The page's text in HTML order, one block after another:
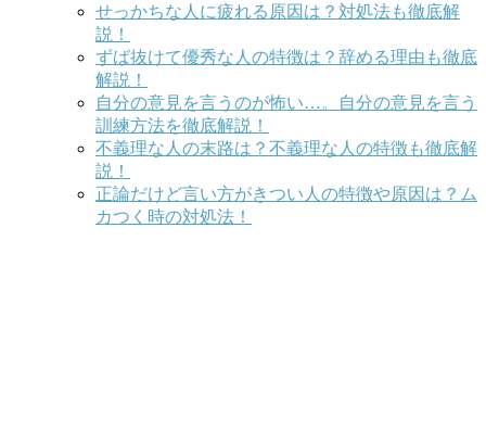
せっかちな人に疲れる原因は？対処法も徹底解
説！
ずば抜けて優秀な人の特徴は？辞める理由も徹底
解説！
自分の意見を言うのが怖い…。自分の意見を言う
訓練方法を徹底解説！
不義理な人の末路は？不義理な人の特徴も徹底解
説！
正論だけど言い方がきつい人の特徴や原因は？ム
カつく時の対処法！